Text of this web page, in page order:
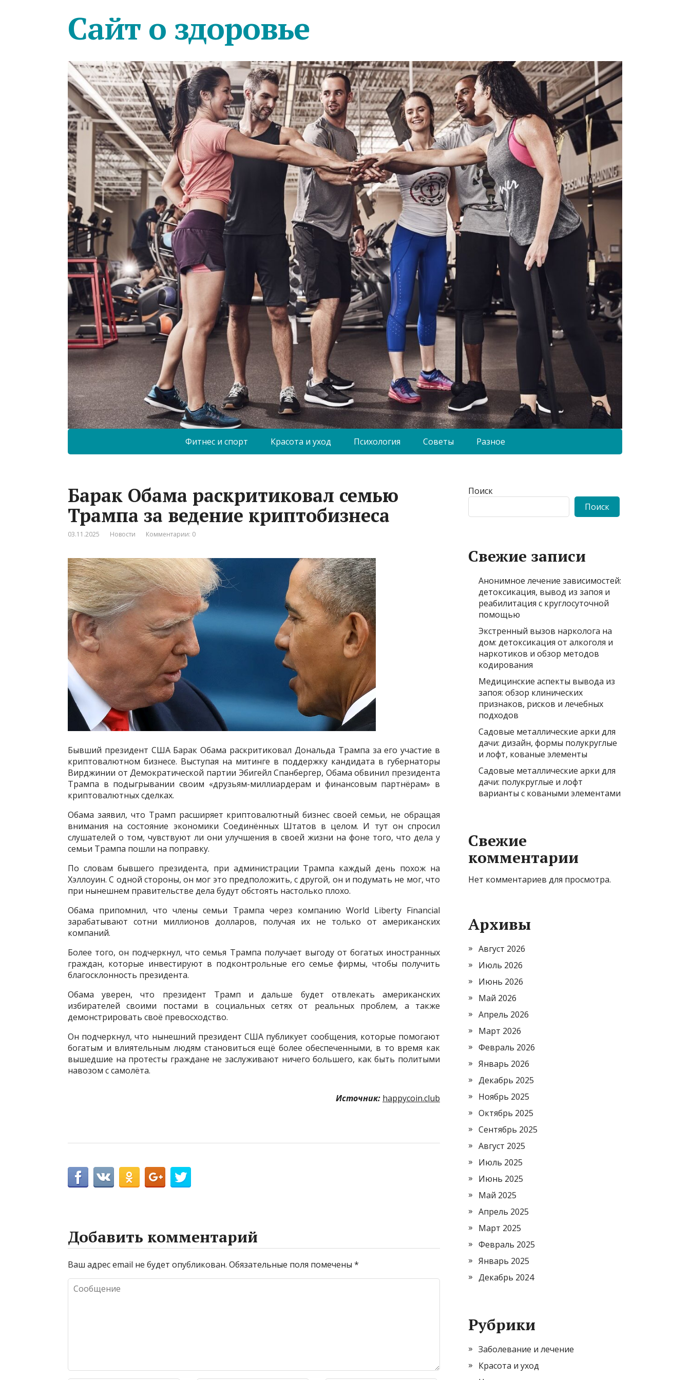
Сайт о здоровье
Фитнес и спорт Красота и уход Психология Советы Разное
Барак Обама раскритиковал семью
Трампа за ведение криптобизнеса
03.11.2025 Новости Комментарии: 0
Бывший президент США Барак Обама раскритиковал Дональда Трампа за его участие в
криптовалютном бизнесе. Выступая на митинге в поддержку кандидата в губернаторы
Вирджинии от Демократической партии Эбигейл Спанбергер, Обама обвинил президента
Трампа в подыгрывании своим «друзьям-миллиардерам и финансовым партнёрам» в
криптовалютных сделках.
Обама заявил, что Трамп расширяет криптовалютный бизнес своей семьи, не обращая
внимания на состояние экономики Соединённых Штатов в целом. И тут он спросил
слушателей о том, чувствуют ли они улучшения в своей жизни на фоне того, что дела у
семьи Трампа пошли на поправку.
По словам бывшего президента, при администрации Трампа каждый день похож на
Хэллоуин. С одной стороны, он мог это предположить, с другой, он и подумать не мог, что
при нынешнем правительстве дела будут обстоять настолько плохо.
Обама припомнил, что члены семьи Трампа через компанию World Liberty Financial
зарабатывают сотни миллионов долларов, получая их не только от американских
компаний.
Более того, он подчеркнул, что семья Трампа получает выгоду от богатых иностранных
граждан, которые инвестируют в подконтрольные его семье фирмы, чтобы получить
благосклонность президента.
Обама уверен, что президент Трамп и дальше будет отвлекать американских
избирателей своими постами в социальных сетях от реальных проблем, а также
демонстрировать своё превосходство.
Он подчеркнул, что нынешний президент США публикует сообщения, которые помогают
богатым и влиятельным людям становиться ещё более обеспеченными, в то время как
вышедшие на протесты граждане не заслуживают ничего большего, как быть политыми
навозом с самолёта.
Источник: happycoin.club
Добавить комментарий
Ваш адрес email не будет опубликован. Обязательные поля помечены *
Поиск
Поиск
Свежие записи
Анонимное лечение зависимостей:
детоксикация, вывод из запоя и
реабилитация с круглосуточной
помощью
Экстренный вызов нарколога на
дом: детоксикация от алкоголя и
наркотиков и обзор методов
кодирования
Медицинские аспекты вывода из
запоя: обзор клинических
признаков, рисков и лечебных
подходов
Садовые металлические арки для
дачи: дизайн, формы полукруглые
и лофт, кованые элементы
Садовые металлические арки для
дачи: полукруглые и лофт
варианты с коваными элементами
Свежие
комментарии
Нет комментариев для просмотра.
Архивы
Август 2026
Июль 2026
Июнь 2026
Май 2026
Апрель 2026
Март 2026
Февраль 2026
Январь 2026
Декабрь 2025
Ноябрь 2025
Октябрь 2025
Сентябрь 2025
Август 2025
Июль 2025
Июнь 2025
Май 2025
Апрель 2025
Март 2025
Февраль 2025
Январь 2025
Декабрь 2024
Рубрики
Заболевание и лечение
Красота и уход